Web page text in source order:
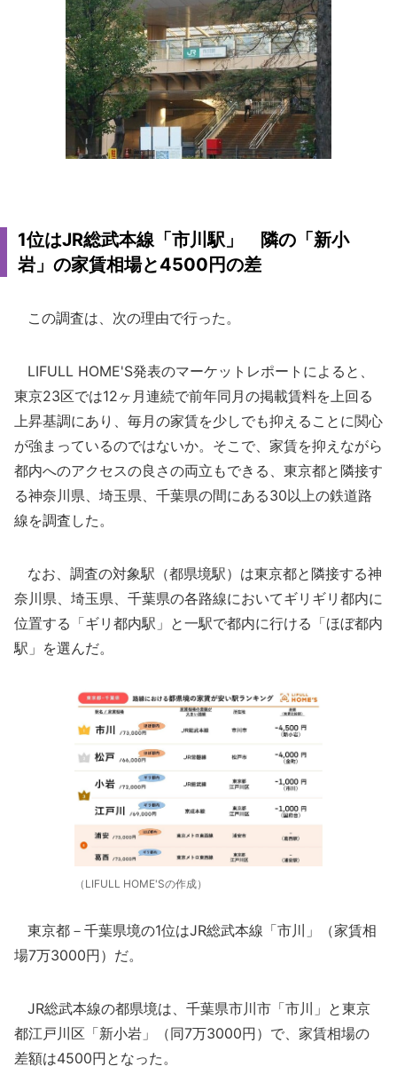
1位はJR総武本線「市川駅」 隣の「新小
岩」の家賃相場と4500円の差
この調査は、次の理由で行った。
LIFULL HOME'S発表のマーケットレポートによると、
東京23区では12ヶ月連続で前年同月の掲載賃料を上回る
上昇基調にあり、毎月の家賃を少しでも抑えることに関心
が強まっているのではないか。そこで、家賃を抑えながら
都内へのアクセスの良さの両立もできる、東京都と隣接す
る神奈川県、埼玉県、千葉県の間にある30以上の鉄道路
線を調査した。
なお、調査の対象駅（都県境駅）は東京都と隣接する神
奈川県、埼玉県、千葉県の各路線においてギリギリ都内に
位置する「ギリ都内駅」と一駅で都内に行ける「ほぼ都内
駅」を選んだ。
（LIFULL HOME'Sの作成）
東京都－千葉県境の1位はJR総武本線「市川」（家賃相
場7万3000円）だ。
JR総武本線の都県境は、千葉県市川市「市川」と東京
都江戸川区「新小岩」（同7万3000円）で、家賃相場の
差額は4500円となった。